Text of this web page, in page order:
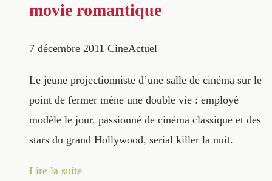
movie romantique
7 décembre 2011 CineActuel
Le jeune projectionniste d’une salle de cinéma sur le
point de fermer mène une double vie : employé
modèle le jour, passionné de cinéma classique et des
stars du grand Hollywood, serial killer la nuit.
Lire la suite